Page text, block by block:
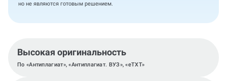
но не являются готовым решением.
Высокая оригинальность
По «Антиплагиат», «Антиплагиат. ВУЗ», «eTXT»